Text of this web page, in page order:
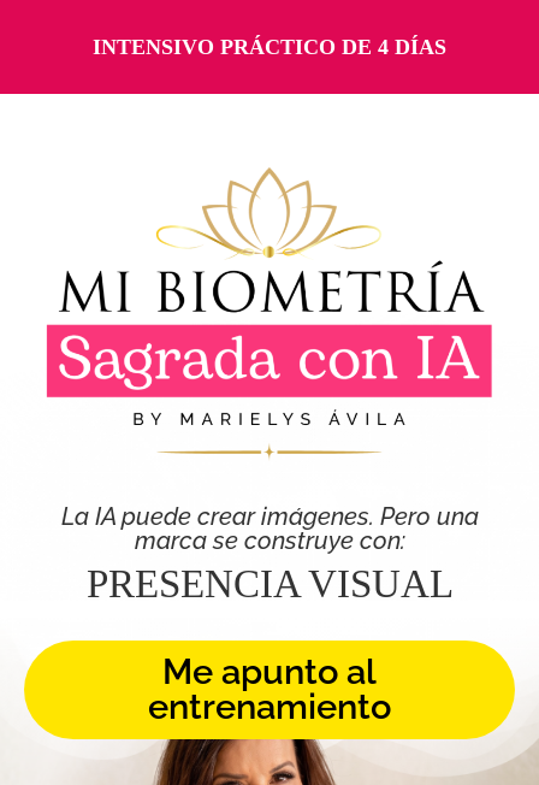
INTENSIVO PRÁCTICO DE 4 DÍAS
La IA puede crear imágenes. Pero una
marca se construye con:
PRESENCIA VISUAL
Me apunto al
entrenamiento